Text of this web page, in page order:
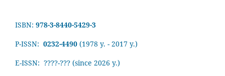
ISBN: 978-3-8440-5429-3
P-ISSN: 0232-4490 (1978 y. - 2017 y.)
E-ISSN: ????-??? (since 2026 y.)